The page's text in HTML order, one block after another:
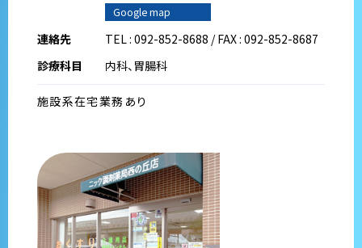
Google map
連絡先
TEL : 092-852-8688 / FAX : 092-852-8687
診療科目
内科、胃腸科
施設系在宅業務あり